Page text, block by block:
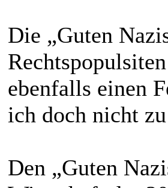
Die „Guten
ebenfalls einen
ich doch nicht
Den „Guten